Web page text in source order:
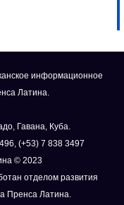
информационное
Латина.
Гавана, Куба.
(+53) 7 838 3497
© 2023
отделом развития
Пренса Латина.